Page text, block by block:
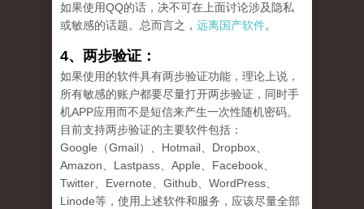
如果使用QQ的话，决不可在上面讨论涉及隐私
或敏感的话题。总而言之， 远离国产软件。
4、两步验证：
如果使用的软件具有两步验证功能，理论上说，
所有敏感的账户都要尽量打开两步验证，同时手
机APP应用而不是短信来产生一次性随机密码。
目前支持两步验证的主要软件包括：
Google（Gmail）、Hotmail、Dropbox、
Amazon、Lastpass、Apple、Facebook、
Twitter、Evernote、Github、WordPress、
Linode等，使用上述软件和服务，应该尽量全部